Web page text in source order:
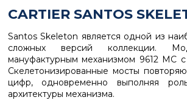
CARTIER SANTOS
Santos Skeleton является одной из
сложных версий коллекции.
мануфактурным механизмом 9612 MC
Скелетонизированные мосты
цифр, одновременно выполняя
архитектуры механизма.